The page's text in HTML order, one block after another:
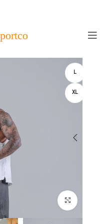
L
XL
برای بزرگنمایی کلیک